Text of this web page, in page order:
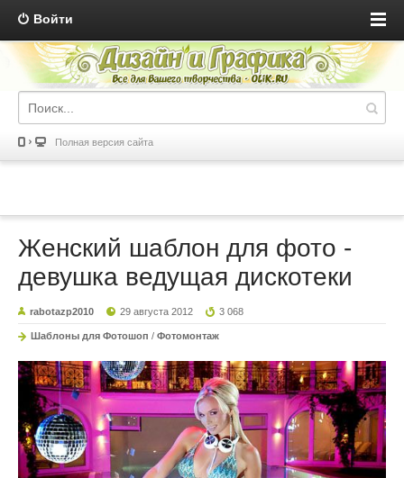
Войти
Полная версия сайта
Женский шаблон для фото -
девушка ведущая дискотеки
rabotazp2010 29 августа 2012 3 068
Шаблоны для Фотошоп / Фотомонтаж